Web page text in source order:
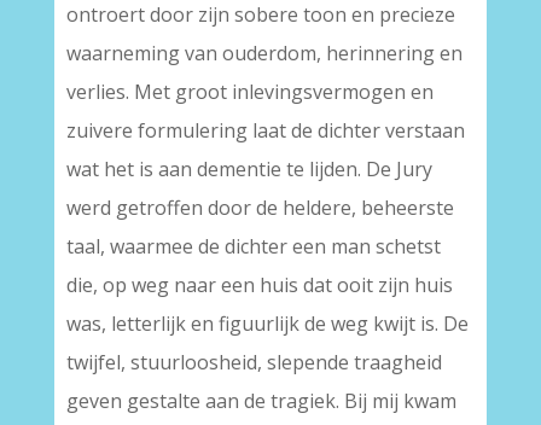
ontroert door zijn sobere toon en precieze
waarneming van ouderdom, herinnering en
verlies. Met groot inlevingsvermogen en
zuivere formulering laat de dichter verstaan
wat het is aan dementie te lijden. De Jury
werd getroffen door de heldere, beheerste
taal, waarmee de dichter een man schetst
die, op weg naar een huis dat ooit zijn huis
was, letterlijk en figuurlijk de weg kwijt is. De
twijfel, stuurloosheid, slepende traagheid
geven gestalte aan de tragiek. Bij mij kwam